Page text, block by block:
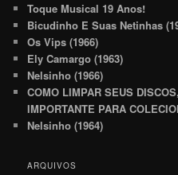
Toque Musical 19 Anos!
Bicudinho E Suas Netinhas
Os Vips (1966)
Ely Camargo (1963)
Nelsinho (1966)
COMO LIMPAR SEUS
IMPORTANTE PARA
Nelsinho (1964)
ARQUIVOS